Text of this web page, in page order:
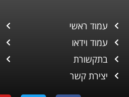
עמוד ראשי
עמוד וידאו
בתקשורת
יצירת קשר